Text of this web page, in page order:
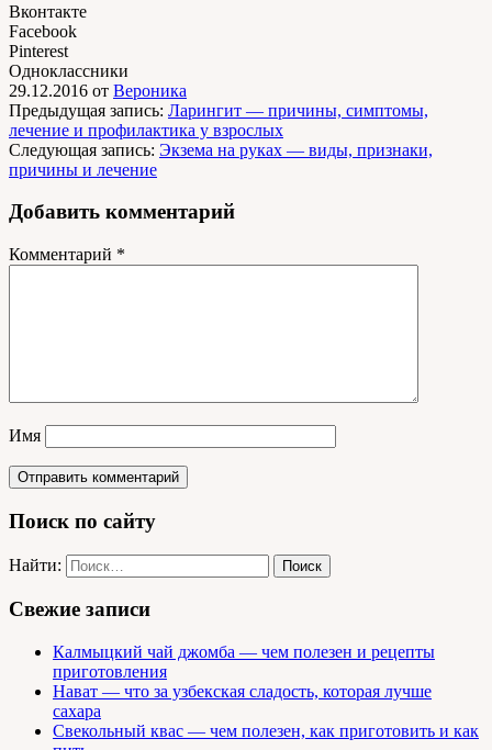
Вконтакте
Facebook
Pinterest
Одноклассники
29.12.2016 от Вероника
Предыдущая запись: Ларингит — причины, симптомы,
лечение и профилактика у взрослых
Следующая запись: Экзема на руках — виды, признаки,
причины и лечение
Добавить комментарий
Комментарий *
Имя
Поиск по сайту
Найти:
Свежие записи
Калмыцкий чай джомба — чем полезен и рецепты
приготовления
Нават — что за узбекская сладость, которая лучше
сахара
Свекольный квас — чем полезен, как приготовить и как